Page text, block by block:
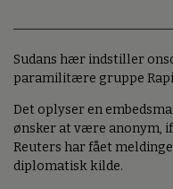
Sudans hær indstiller
paramilitære gruppe
Det oplyser en
ønsker at være anonym,
Reuters har fået
diplomatisk kilde.